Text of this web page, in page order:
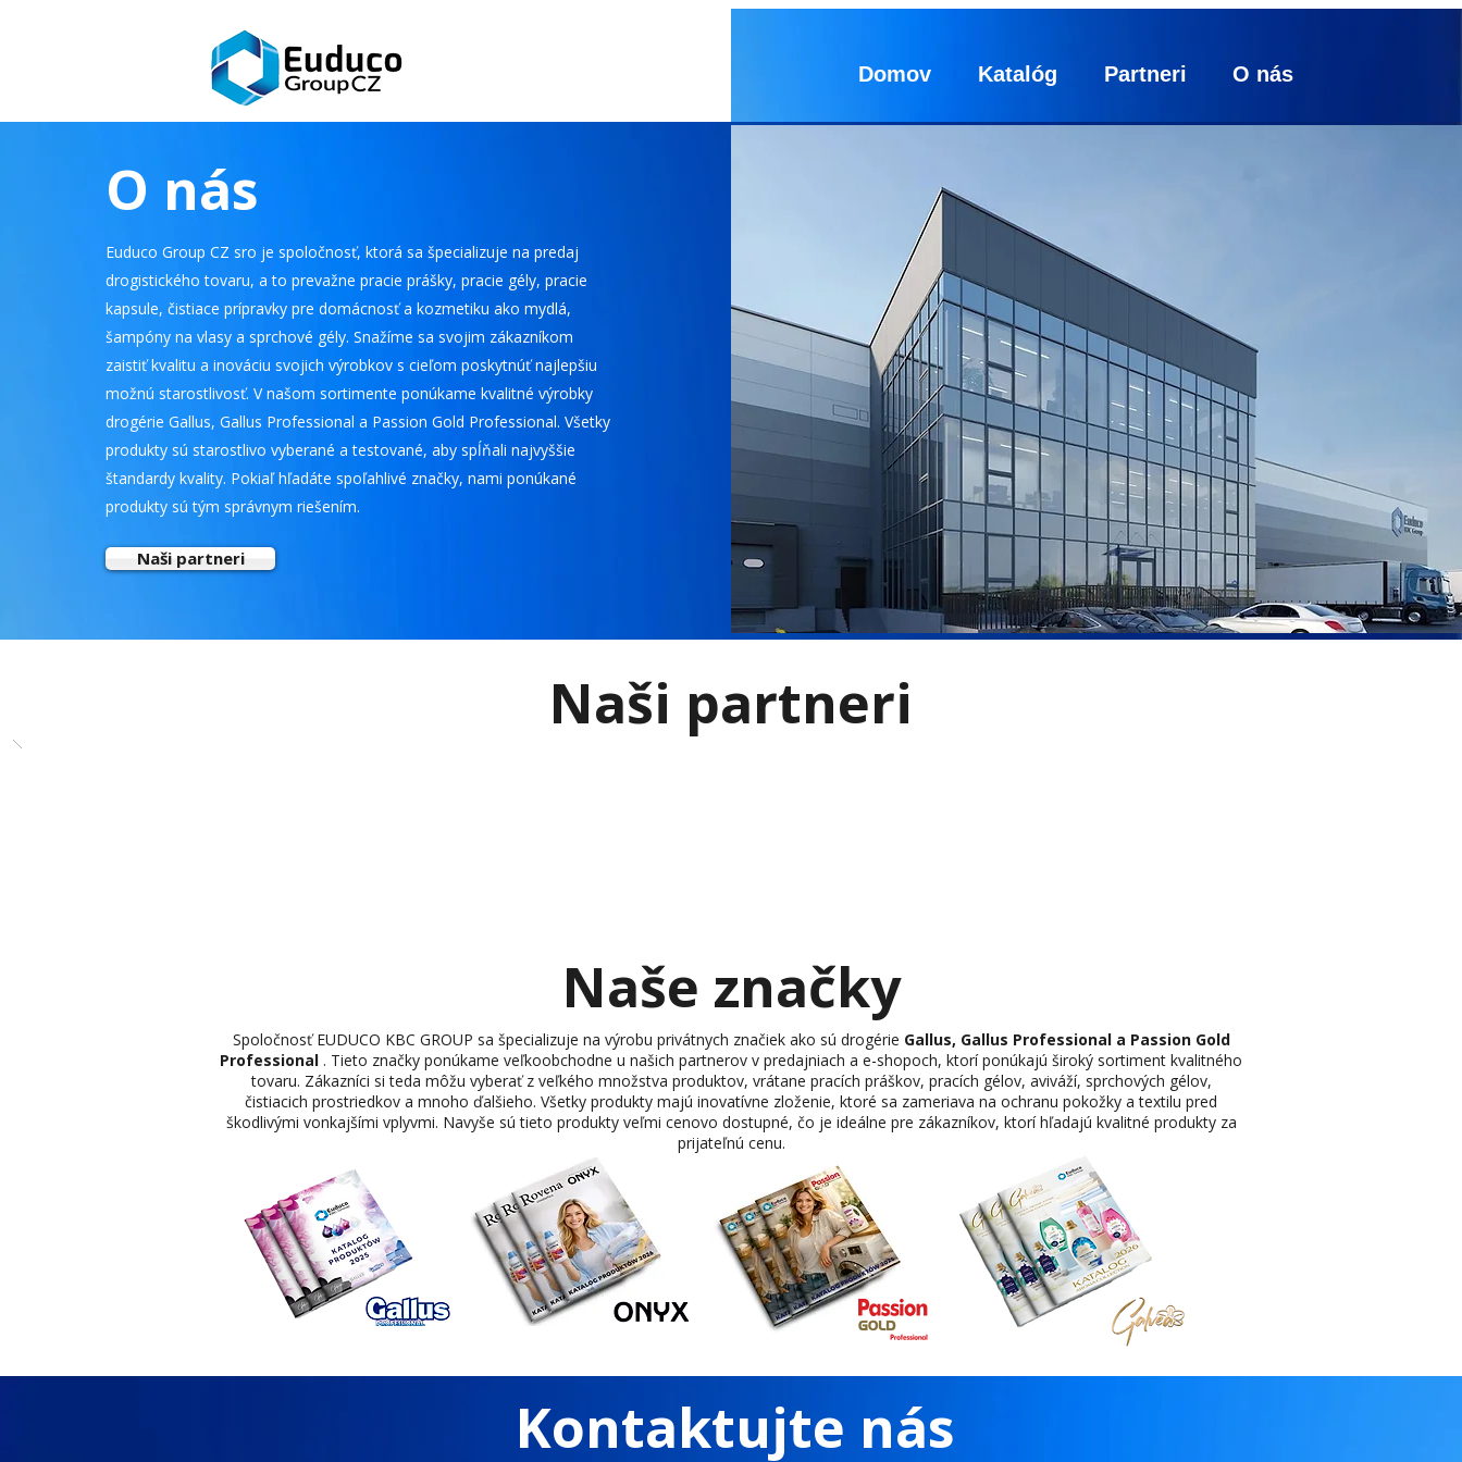
Domov Katalóg Partneri O nás
O nás
Euduco Group CZ sro je spoločnosť, ktorá sa špecializuje na predaj
drogistického tovaru, a to prevažne pracie prášky, pracie gély, pracie
kapsule, čistiace prípravky pre domácnosť a kozmetiku ako mydlá,
šampóny na vlasy a sprchové gély. Snažíme sa svojim zákazníkom
zaistiť kvalitu a inováciu svojich výrobkov s cieľom poskytnúť najlepšiu
možnú starostlivosť. V našom sortimente ponúkame kvalitné výrobky
drogérie Gallus, Gallus Professional a Passion Gold Professional. Všetky
produkty sú starostlivo vyberané a testované, aby spĺňali najvyššie
štandardy kvality. Pokiaľ hľadáte spoľahlivé značky, nami ponúkané
produkty sú tým správnym riešením.
Naši partneri
Naši partneri
Naše značky
Spoločnosť EUDUCO KBC GROUP sa špecializuje na výrobu privátnych značiek ako sú drogérie Gallus, Gallus Professional a Passion Gold
Professional . Tieto značky ponúkame veľkoobchodne u našich partnerov v predajniach a e-shopoch, ktorí ponúkajú široký sortiment kvalitného
tovaru. Zákazníci si teda môžu vyberať z veľkého množstva produktov, vrátane pracích práškov, pracích gélov, aviváží, sprchových gélov,
čistiacich prostriedkov a mnoho ďalšieho. Všetky produkty majú inovatívne zloženie, ktoré sa zameriava na ochranu pokožky a textilu pred
škodlivými vonkajšími vplyvmi. Navyše sú tieto produkty veľmi cenovo dostupné, čo je ideálne pre zákazníkov, ktorí hľadajú kvalitné produkty za
prijateľnú cenu.
Kontaktujte nás